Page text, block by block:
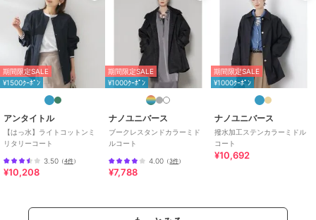
素材
（基布）ポリエステル 100%（パ
イル）ポリエステル 100%（裏生
地）ポリエステル 100%
商品のお取り扱い方法
お手入れ
手洗い 漂白× アイロン× ドライ弱
い タンブル乾燥× 吊り干し ウェッ
ト非常に弱い
特徴
アウター・ジャケット・コート
ミド
ル丈/洗える/ライフスタイル
ポリエステル素材/無地/ミド
期間限定SALE
¥1500ｸｰﾎﾟﾝ
アンタイトル
【はっ水】ライトコットンミ
リタリーコート
3.50 （4件）
¥10,208
期間限定SALE
¥1000ｸｰﾎﾟﾝ
ナノユニバース
ブークレスタンドカラーミド
ルコート
4.00 （3件）
¥7,788
期間限定SALE
¥1000ｸｰﾎﾟﾝ
ナノユニバース
撥水加工ステンカラーミドル
コート
¥10,692